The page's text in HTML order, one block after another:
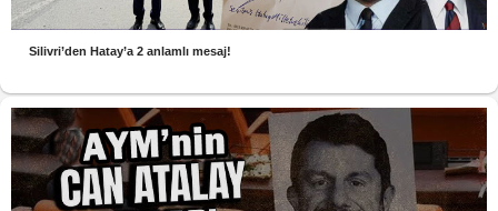
Silivri’den Hatay’a 2 anlamlı mesaj!